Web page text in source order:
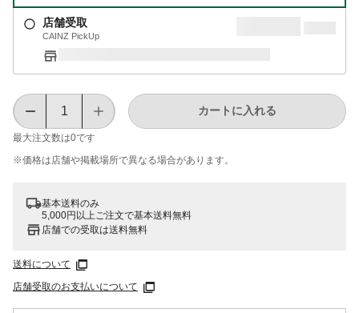
店舗受取
CAINZ PickUp
最大注文数は0です
カートに入れる
※価格は​店舗や​掲載場所で​異なる​場合が​あります。
基本送料のみ
5,000円以上ご注文で基本送料無料
店舗での受取は送料無料
送料について
店舗受取のお支払いについて